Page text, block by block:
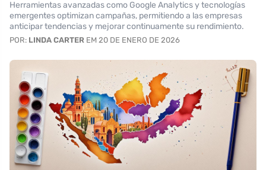
Herramientas avanzadas como Google Analytics y tecnologías
emergentes optimizan campañas, permitiendo a las empresas
anticipar tendencias y mejorar continuamente su rendimiento.
POR: LINDA CARTER EM 20 DE ENERO DE 2026